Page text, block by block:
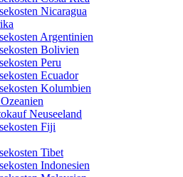
Nicaragua
Argentinien
Bolivien
Peru
Ecuador
Kolumbien
Neuseeland
Fiji
Tibet
Indonesien